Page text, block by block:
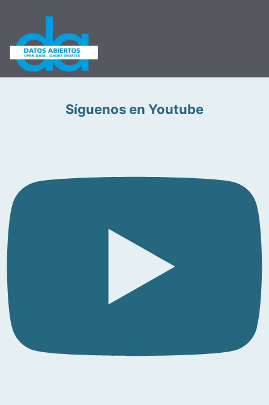
Síguenos en Youtube